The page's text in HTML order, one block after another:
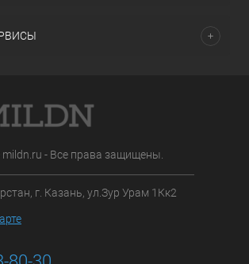
- Все права защищены.
г. Казань, ул.Зур Урам 1Кк2